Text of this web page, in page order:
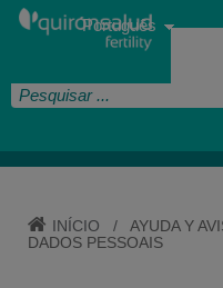
Pular para o conteúdo
Pular
para
Seletor
de
Linguagem
Ativa
Português
INÍCIO / AYUDA Y
DADOS PESSOAIS